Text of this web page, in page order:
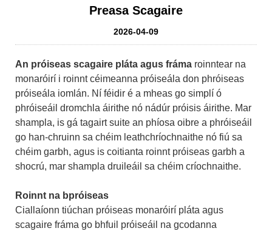
Preasa Scagaire
2026-04-09
An próiseas scagaire pláta agus fráma roinntear na
monaróirí i roinnt céimeanna próiseála don phróiseas
próiseála iomlán. Ní féidir é a mheas go simplí ó
phróiseáil dromchla áirithe nó nádúr próisis áirithe. Mar
shampla, is gá tagairt suite an phíosa oibre a phróiseáil
go han-chruinn sa chéim leathchríochnaithe nó fiú sa
chéim garbh, agus is coitianta roinnt próiseas garbh a
shocrú, mar shampla druileáil sa chéim críochnaithe.
Roinnt na bpróiseas
Ciallaíonn tiúchan próiseas monaróirí pláta agus
scagaire fráma go bhfuil próiseáil na gcodanna